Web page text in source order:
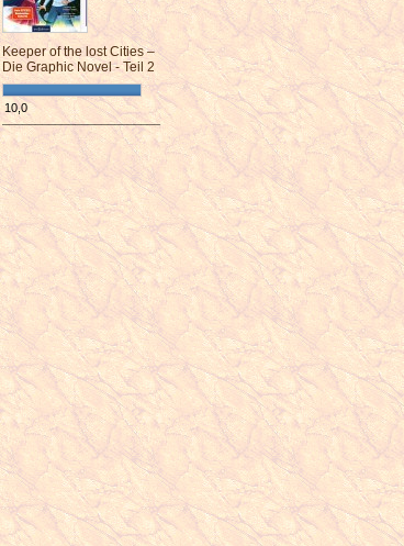
Keeper of the lost Cities –
Die Graphic Novel - Teil 2
10,0
¯¯¯¯¯¯¯¯¯¯¯¯¯¯¯¯¯¯¯¯¯¯¯¯